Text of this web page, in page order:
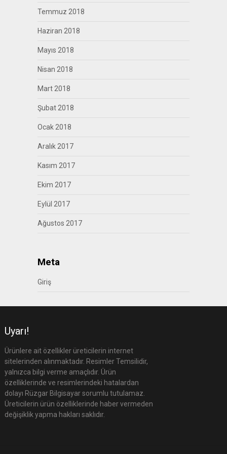
Temmuz 2018
Haziran 2018
Mayıs 2018
Nisan 2018
Mart 2018
Şubat 2018
Ocak 2018
Aralık 2017
Kasım 2017
Ekim 2017
Eylül 2017
Ağustos 2017
Meta
Giriş
Uyarı!
Ürünlere ait özellikler üreticilerin internet
sitelerinden alınmaktadır. Resimler Temsilidir,
yalnızca bilgi verme amaçlıdır. Ürün
özelliklerinde ve resimlerindeki hatalardan
dolayı Rüzgar Bilgisayar sorumlu tutulamaz.
Üreticilerin ürün özelliklerinde haber vermeden
değişiklik yapma hakları saklıdır.